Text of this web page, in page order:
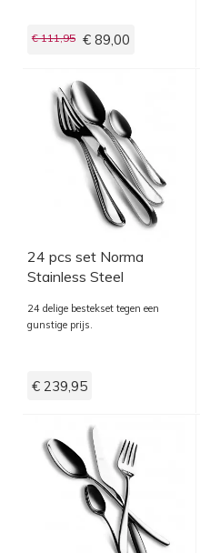
€ 111,95 € 89,00
24 pcs set Norma
Stainless Steel
24 delige bestekset tegen een
gunstige prijs.
€ 239,95